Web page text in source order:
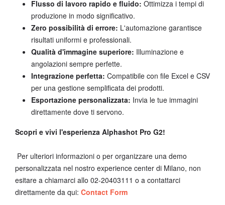
Flusso di lavoro rapido e fluido: Ottimizza i tempi di
produzione in modo significativo.
Zero possibilità di errore: L'automazione garantisce
risultati uniformi e professionali.
Qualità d'immagine superiore: Illuminazione e
angolazioni sempre perfette.
Integrazione perfetta: Compatibile con file Excel e CSV
per una gestione semplificata dei prodotti.
Esportazione personalizzata: Invia le tue immagini
direttamente dove ti servono.
Scopri e vivi l'esperienza Alphashot Pro G2!
Per ulteriori informazioni o per organizzare una demo
personalizzata nel nostro experience center di Milano, non
esitare a chiamarci allo 02-20403111 o a contattarci
direttamente da qui: Contact Form